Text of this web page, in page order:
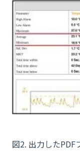
図2. 出力したPDF